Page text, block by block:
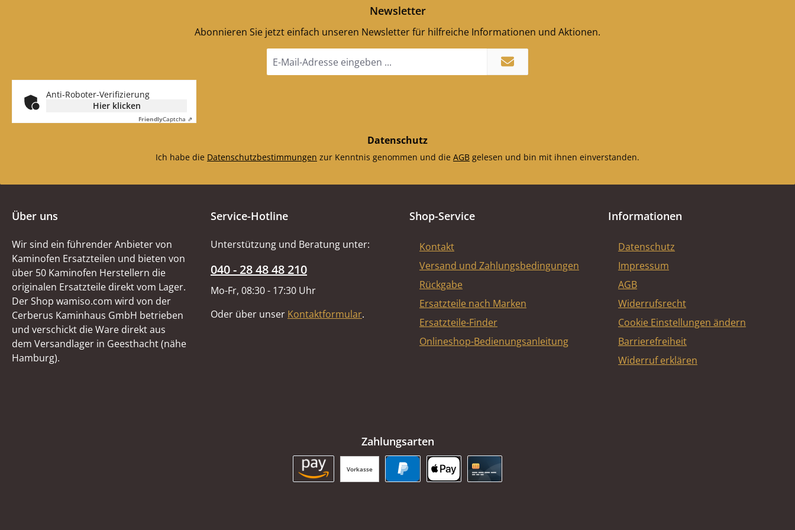
Newsletter
Abonnieren Sie jetzt einfach unseren Newsletter für hilfreiche Informationen und Aktionen.
Mail-
Anti-Roboter-Verifizierung
Hier klicken
FriendlyCaptcha ⇗
Datenschutz
Ich habe die Datenschutzbestimmungen zur Kenntnis genommen und die AGB gelesen und bin mit ihnen einverstanden.
Über uns
Wir sind ein führender Anbieter von
Kaminofen Ersatzteilen und bieten von
über 50 Kaminofen Herstellern die
originalen Ersatzteile direkt vom Lager.
Der Shop wamiso.com wird von der
Cerberus Kaminhaus GmbH betrieben
und verschickt die Ware direkt aus
dem Versandlager in Geesthacht (nähe
Hamburg).
Service-Hotline
Unterstützung und Beratung unter:
040 - 28 48 48 210
Mo-Fr, 08:30 - 17:30 Uhr
Oder über unser Kontaktformular.
Shop-Service
Kontakt
Versand und Zahlungsbedingungen
Rückgabe
Ersatzteile nach Marken
Ersatzteile-Finder
Onlineshop-Bedienungsanleitung
Informationen
Datenschutz
Impressum
AGB
Widerrufsrecht
Cookie Einstellungen ändern
Barrierefreiheit
Widerruf erklären
Zahlungsarten
Vorkasse